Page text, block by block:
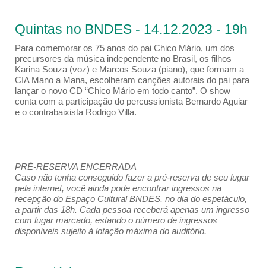
Quintas no BNDES - 14.12.2023 - 19h
Para comemorar os 75 anos do pai Chico Mário, um dos
precursores da música independente no Brasil, os filhos
Karina Souza (voz) e Marcos Souza (piano), que formam a
CIA Mano a Mana, escolheram canções autorais do pai para
lançar o novo CD “Chico Mário em todo canto”. O show
conta com a participação do percussionista Bernardo Aguiar
e o contrabaixista Rodrigo Villa.
PRÉ-RESERVA ENCERRADA
Caso não tenha conseguido fazer a pré-reserva de seu lugar
pela internet, você ainda pode encontrar ingressos na
recepção do Espaço Cultural BNDES, no dia do espetáculo,
a partir das 18h. Cada pessoa receberá apenas um ingresso
com lugar marcado, estando o número de ingressos
disponíveis sujeito à lotação máxima do auditório.